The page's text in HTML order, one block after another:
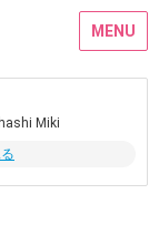
MENU
Miki